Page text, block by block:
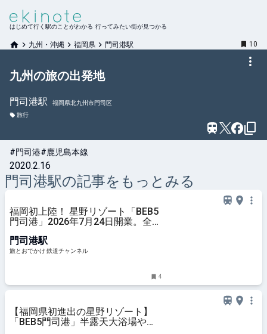
はじめて行く駅のことがわかる 行ってみたい街が見つかる
九州・沖縄 福岡県 門司港駅 10
九州の旅の出発地
門司港駅
福岡県北九州市門司区
旅行
#門司港#鹿児島本線
2020.2.16
門司港駅の記事をもっとみる
福岡初上陸！ 星野リゾート「BEB5
門司港」2026年7月24日開業。全室
ビュッフェにも注目（北九州市門司
区） | 旅とおでかけ 鉄道チャンネル
門司港駅
旅とおでかけ 鉄道チャンネル
4
【福岡県初進出の星野リゾート】
「BEB5門司港」半露天大浴場やテ